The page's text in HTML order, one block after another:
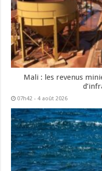
Mali : les revenus
07h42 - 4 août 2026